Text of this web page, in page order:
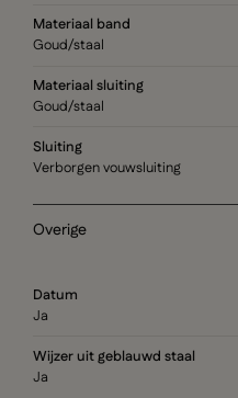
Materiaal band
Goud/staal
Materiaal sluiting
Goud/staal
Sluiting
Verborgen vouwsluiting
Overige
Datum
Ja
Wijzer uit geblauwd staal
Ja